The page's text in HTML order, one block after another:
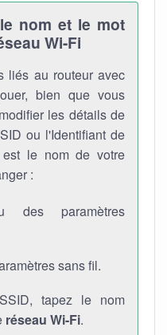
nom et le mot
Wi-Fi
liés au routeur avec
bien que vous
les détails de
ou l'Identifiant de
le nom de votre
:
des paramètres
sans fil.
tapez le nom
réseau Wi-Fi.